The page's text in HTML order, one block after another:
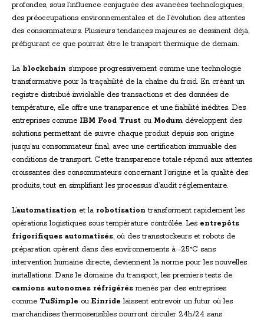
profondes, sous l’influence conjuguée des avancées technologiques,
des préoccupations environnementales et de l’évolution des attentes
des consommateurs. Plusieurs tendances majeures se dessinent déjà,
préfigurant ce que pourrait être le transport thermique de demain.
La blockchain s’impose progressivement comme une technologie
transformative pour la traçabilité de la chaîne du froid. En créant un
registre distribué inviolable des transactions et des données de
température, elle offre une transparence et une fiabilité inédites. Des
entreprises comme IBM Food Trust ou Modum développent des
solutions permettant de suivre chaque produit depuis son origine
jusqu’au consommateur final, avec une certification immuable des
conditions de transport. Cette transparence totale répond aux attentes
croissantes des consommateurs concernant l’origine et la qualité des
produits, tout en simplifiant les processus d’audit réglementaire.
L’automatisation et la robotisation transforment rapidement les
opérations logistiques sous température contrôlée. Les entrepôts
frigorifiques automatisés, où des transstockeurs et robots de
préparation opèrent dans des environnements à -25°C sans
intervention humaine directe, deviennent la norme pour les nouvelles
installations. Dans le domaine du transport, les premiers tests de
camions autonomes réfrigérés menés par des entreprises
comme TuSimple ou Einride laissent entrevoir un futur où les
marchandises thermosensibles pourront circuler 24h/24 sans